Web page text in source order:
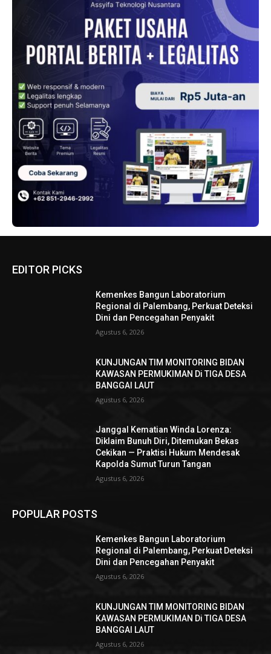
EDITOR PICKS
Kemenkes Bangun Laboratorium
Regional di Palembang, Perkuat Deteksi
Dini dan Pencegahan Penyakit
Agustus 6, 2026
KUNJUNGAN TIM MONITORING BIDAN
KAWASAN PERMUKIMAN Di TIGA DESA
BANGGAI LAUT
Agustus 6, 2026
Janggal Kematian Winda Lorenza:
Diklaim Bunuh Diri, Ditemukan Bekas
Cekikan — Praktisi Hukum Mendesak
Kapolda Sumut Turun Tangan
Agustus 6, 2026
POPULAR POSTS
Kemenkes Bangun Laboratorium
Regional di Palembang, Perkuat Deteksi
Dini dan Pencegahan Penyakit
Agustus 6, 2026
KUNJUNGAN TIM MONITORING BIDAN
KAWASAN PERMUKIMAN Di TIGA DESA
BANGGAI LAUT
Agustus 6, 2026